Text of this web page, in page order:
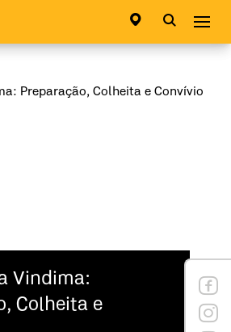
Vindima:
Colheita e